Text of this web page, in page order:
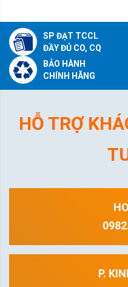
SP ĐẠT TCCL
ĐẦY ĐỦ CO, CQ
BẢO HÀNH
CHÍNH HÃNG
HỖ TRỢ
P.